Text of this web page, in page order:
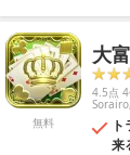
無料
大
4.5点
来